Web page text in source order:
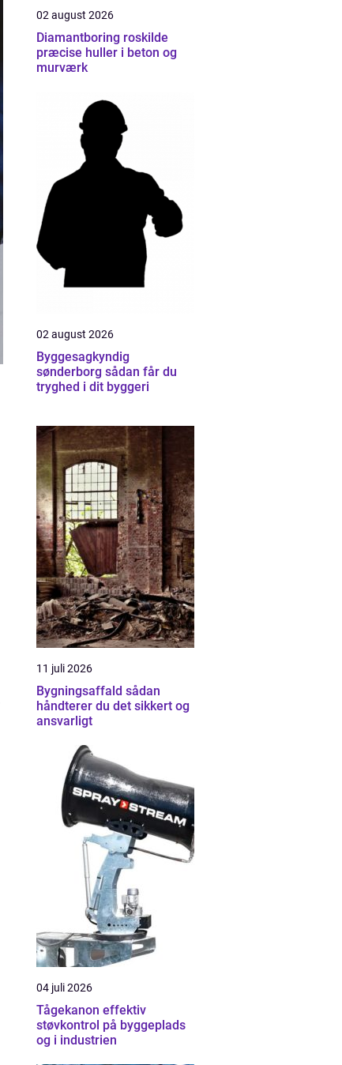
02 august 2026
Diamantboring roskilde
præcise huller i beton og
murværk
02 august 2026
Byggesagkyndig
sønderborg sådan får du
tryghed i dit byggeri
11 juli 2026
Bygningsaffald sådan
håndterer du det sikkert og
ansvarligt
04 juli 2026
Tågekanon effektiv
støvkontrol på byggeplads
og i industrien